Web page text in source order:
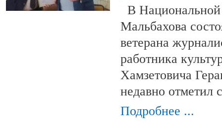
В
Мальбахова
ветерана
работника
Хамзетовича
недавно отметил
Подробнее ...